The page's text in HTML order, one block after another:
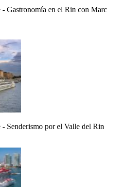
Gastronomía en el Rin con Marc
Senderismo por el Valle del Rin